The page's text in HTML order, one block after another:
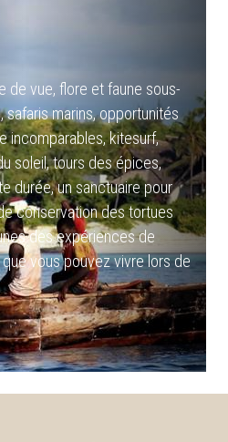
de vue, flore et faune sous-
safaris marins, opportunités
incomparables, kitesurf,
soleil, tours des épices,
durée, un sanctuaire pour
conservation des tortues
des expériences de
vous pouvez vivre lors de